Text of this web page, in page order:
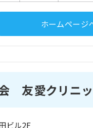
ホームページ
友愛クリニ
ビル2F